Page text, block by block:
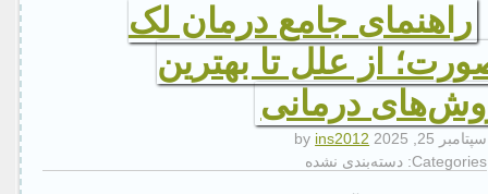
راهنمای جامع درمان لک
از علل تا بهترین
درمانی
سپتامبر 25, 2025 by
ins2012
Categories: دسته‌بندی نشده